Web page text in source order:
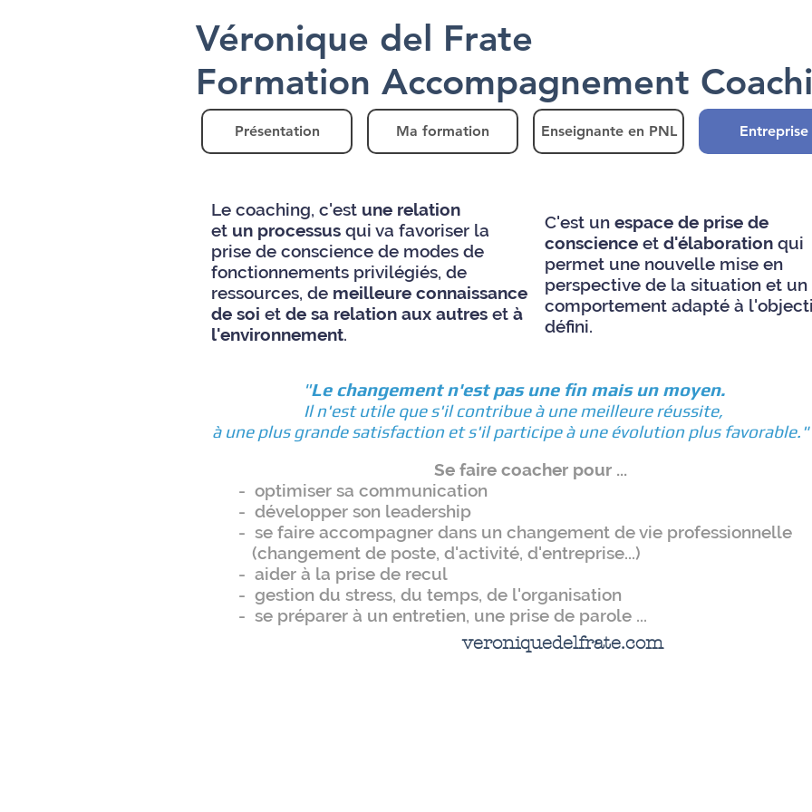
Véronique del Frate
Formation Accompagnement
Présentation Ma formation Enseignante en PNL Entreprise
Le coaching, c'est une relation
et un processus qui va favoriser la
prise de conscience de modes de
fonctionnements privilégiés, de
ressources, de meilleure connaissance
de soi et de sa relation aux autres et à
l'environnement.
C'est un espace de prise de
conscience et d'élaboration qui
permet une nouvelle mise en
perspective de la situation et un
comportement adapté à
défini.
"Le changement n'est pas une fin mais un moyen.
Il n'est utile que s'il contribue à une meilleure réussite,
à une plus grande satisfaction et s'il participe à une évolution plus
Se faire coacher pour ...
- optimiser sa communication
- développer son leadership
- se faire accompagner dans un changement de vie professionnelle
(changement de poste, d'activité, d'entreprise...)
- aider à la prise de recul
- gestion du stress, du temps, de l'organisation
- se préparer à un entretien, une prise de parole ...
veroniquedelfrate.com